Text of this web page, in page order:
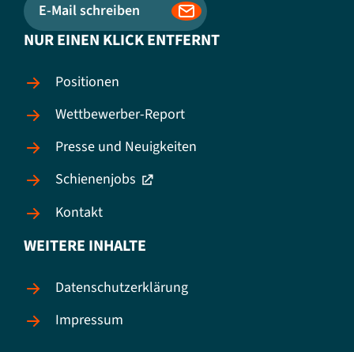
E-Mail schreiben
NUR EINEN KLICK ENTFERNT
Positionen
Wettbewerber-Report
Presse und Neuigkeiten
Schienenjobs
Kontakt
WEITERE INHALTE
Datenschutzerklärung
Impressum